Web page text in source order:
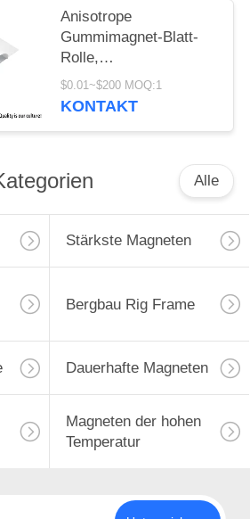
Anisotrope
Gummimagnet-Blatt-
Rolle,
kundenspezifisches
flexibles Magnetband
$0.01~$200 MOQ:1
KONTAKT
Alle
Stärkste Magneten
Bergbau Rig Frame
Dauerhafte Magneten
Magneten der hohen
Temperatur